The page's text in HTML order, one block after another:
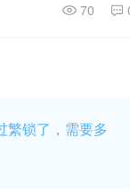
70
繁锁了，需要多